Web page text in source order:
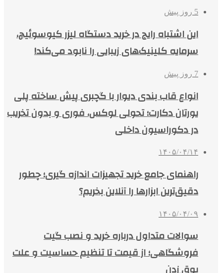
5 روز پیش
این اشتباه رایج در خرید دستگاه لیزر کیوسوئیچ،
سرمایه کلینیک‌های زیبایی را نابود می‌کند!
7 روز پیش
انواع قاب بندی دیوار با گچبری پیش ساخته پلی
یورتان دکارت؛ تحولی لوکس، فوری و بدون تخریب
در دکوراسیون داخلی
۱۴۰۵/۰۴/۱۴
راهنمای جامع خرید تجهیزات اندازه گیری؛ چطور
دقیق‌ترین ابزارها را آنلاین بخریم؟
۱۴۰۵/۰۴/۰۹
سوالات متداول درباره خرید و نصب گیت
فروشگاهی؛ از قیمت تا تنظیم حساسیت و علت